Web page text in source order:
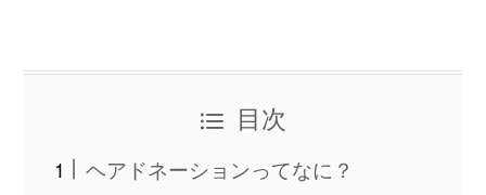
目次
ヘアドネーションってなに？